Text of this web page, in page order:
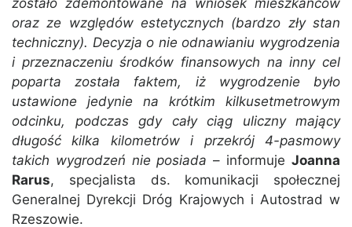
zostało zdemontowane na wniosek mieszkańców
oraz ze względów estetycznych (bardzo zły stan
techniczny). Decyzja o nie odnawianiu wygrodzenia
i przeznaczeniu środków finansowych na inny cel
poparta została faktem, iż wygrodzenie było
ustawione jedynie na krótkim kilkusetmetrowym
odcinku, podczas gdy cały ciąg uliczny mający
długość kilka kilometrów i przekrój 4-pasmowy
takich wygrodzeń nie posiada – informuje Joanna
Rarus, specjalista ds. komunikacji społecznej
Generalnej Dyrekcji Dróg Krajowych i Autostrad w
Rzeszowie.